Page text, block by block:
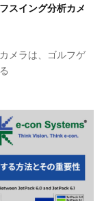
スイング分析カメ
メラは、ゴルフゲ